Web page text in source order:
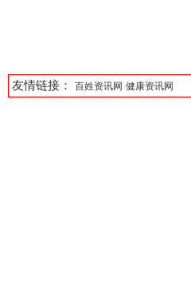
友情链接： 百姓资讯网 健康资讯网